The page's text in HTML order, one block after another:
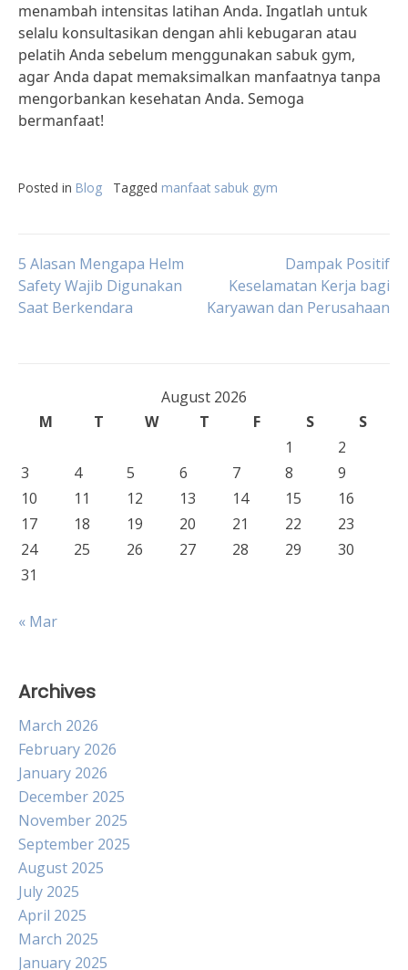
menambah intensitas latihan Anda. Ingatlah untuk
selalu konsultasikan dengan ahli kebugaran atau
pelatih Anda sebelum menggunakan sabuk gym,
agar Anda dapat memaksimalkan manfaatnya tanpa
mengorbankan kesehatan Anda. Semoga
bermanfaat!
Posted in Blog Tagged manfaat sabuk gym
Post
navigation
5 Alasan Mengapa Helm
Safety Wajib Digunakan
Saat Berkendara
Dampak Positif
Keselamatan Kerja bagi
Karyawan dan Perusahaan
August 2026
M
T W T F S
S
1
2
3
4 5 6 7 8
9
10
11 12 13 14 15
16
17
18 19 20 21 22
23
24
25 26 27 28 29
30
31
« Mar
Archives
March 2026
February 2026
January 2026
December 2025
November 2025
September 2025
August 2025
July 2025
April 2025
March 2025
January 2025